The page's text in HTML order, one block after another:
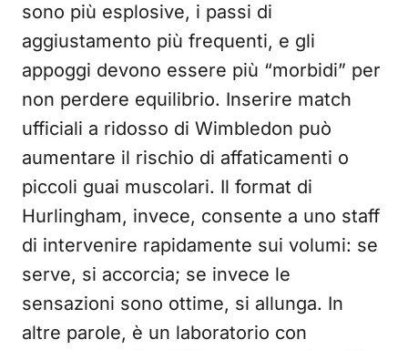
sono più esplosive, i passi di
aggiustamento più frequenti, e gli
appoggi devono essere più “morbidi” per
non perdere equilibrio. Inserire match
ufficiali a ridosso di Wimbledon può
aumentare il rischio di affaticamenti o
piccoli guai muscolari. Il format di
Hurlingham, invece, consente a uno staff
di intervenire rapidamente sui volumi: se
serve, si accorcia; se invece le
sensazioni sono ottime, si allunga. In
altre parole, è un laboratorio con